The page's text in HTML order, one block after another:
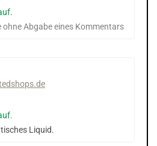
Abgabe eines Kommentars
Liquid.